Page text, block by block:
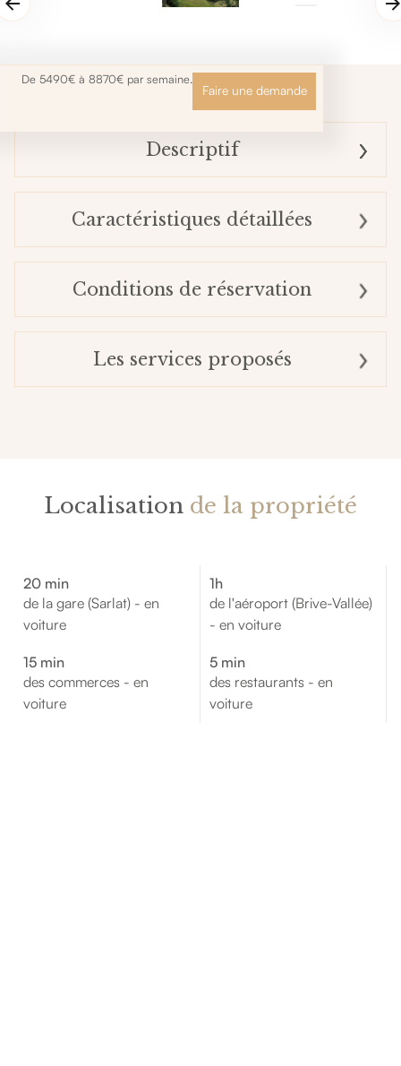
De 5490€ à 8870€ par semaine.
Faire une demande
Descriptif
Caractéristiques détaillées
Conditions de réservation
Les services proposés
Localisation de la propriété
20 min
de la gare (Sarlat) - en
voiture
1h
de l'aéroport (Brive-Vallée)
- en voiture
15 min
des commerces - en
voiture
5 min
des restaurants - en
voiture